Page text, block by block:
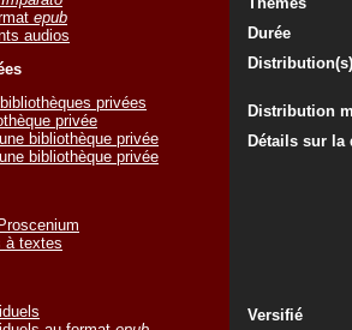
epub
audios
privées
privée
bibliothèque privée
bibliothèque privée
à textes
Durée
Distribution(s)
Distribution
Détails sur
Versifié